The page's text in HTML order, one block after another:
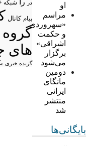
او
مراسم
«سهروردی
و حکمت
اشراقی»
برگزار
می‌شود
دومین
مانگای
ایرانی
منتشر
شد
بایگانی‌ها
در
را شبکه
پیام کانال
گروه
های
گزیده خبری